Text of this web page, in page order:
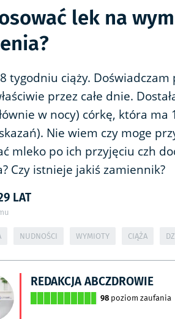
lek na
tygodniu ciąży.
przez całe dnie.
w nocy) córkę, która ma
Nie wiem czy moge
mleko po ich przyjęciu czh
Czy istnieje jakiś zamiennik?
LAT
NUDNOŚCI WYMIOTY CIĄŻA
REDAKCJA ABCZDROWIE
98 poziom zaufania